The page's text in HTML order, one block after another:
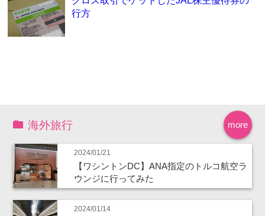
行方
more
海外旅行
2024/01/21
【ワシントンDC】ANA指定のトルコ航空ラ
ウンジに行ってみた
2024/01/14